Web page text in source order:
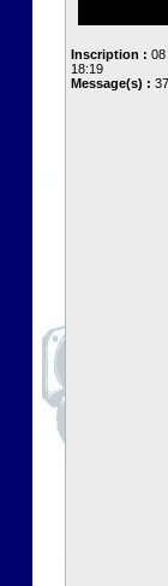
Inscription : 08
18:19
Message(s) :